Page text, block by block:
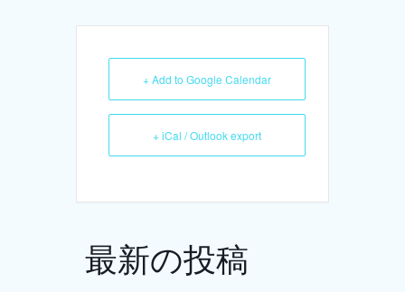
+ Add to Google Calendar
+ iCal / Outlook export
最新の投稿